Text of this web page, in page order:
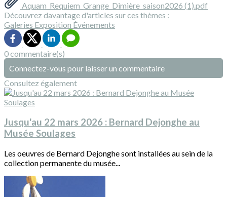
Aquam_Requiem_Grange_Dimière_saison2026 (1).pdf
Découvrez davantage d'articles sur ces thèmes :
Galeries Exposition Événements
0 commentaire(s)
Connectez-vous pour laisser un commentaire
Consultez également
Jusqu'au 22 mars 2026 : Bernard Dejonghe au
Musée Soulages
Les oeuvres de Bernard Dejonghe sont installées au sein de la
collection permanente du musée...